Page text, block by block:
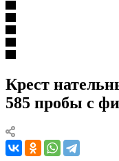
Крест
585 пробы с